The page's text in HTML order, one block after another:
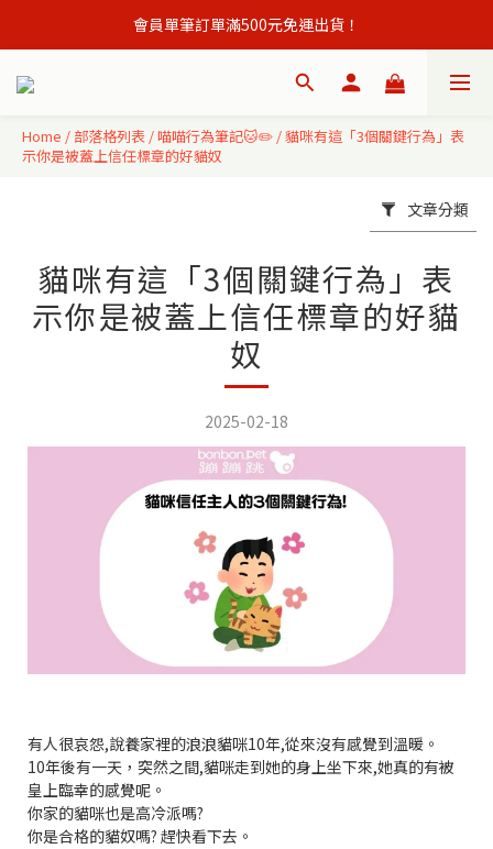
會員單筆訂單滿500元免運出貨！
會員單筆訂單滿500元免運出貨！
註冊會員立即贈購物金50元,現領現買 ！
會員單筆訂單滿500元免運出貨！
Home / 部落格列表 /喵喵行為筆記🐱✏️ /貓咪有這「3個關鍵行為」表
示你是被蓋上信任標章的好貓奴
文章分類
貓咪有這「3個關鍵行為」表
示你是被蓋上信任標章的好貓
奴
2025-02-18
有人很哀怨,說養家裡的浪浪貓咪10年,從來沒有感覺到溫暖。
10年後有一天，突然之間,貓咪走到她的身上坐下來,她真的有被
皇上臨幸的感覺呢。
你家的貓咪也是高冷派嗎?
你是合格的貓奴嗎? 趕快看下去。